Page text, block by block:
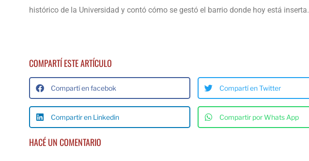
histórico de la Universidad y contó cómo se gestó el barrio donde hoy está inserta.
COMPARTÍ ESTE ARTÍCULO
Compartí en facebok Compartí en Twitter
Compartir en Linkedin Compartir por Whats App
HACÉ UN COMENTARIO